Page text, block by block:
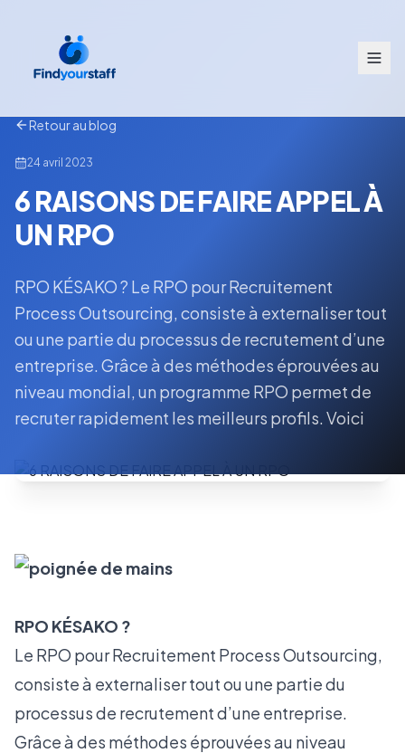
Retour au blog
24 avril 2023
6 RAISONS DE FAIRE APPEL À
UN RPO
RPO KÉSAKO ? Le RPO pour Recruitement
Process Outsourcing, consiste à externaliser tout
ou une partie du processus de recrutement d’une
entreprise. Grâce à des méthodes éprouvées au
niveau mondial, un programme RPO permet de
recruter rapidement les meilleurs profils. Voici
RPO KÉSAKO ?
Le RPO pour Recruitement Process Outsourcing,
consiste à externaliser tout ou une partie du
processus de recrutement d’une entreprise.
Grâce à des méthodes éprouvées au niveau